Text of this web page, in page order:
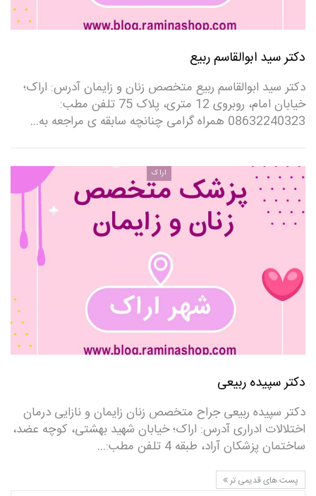
دکتر سید ابوالقاسم ربیع
دکتر سید ابوالقاسم ربیع متخصص زنان و زایمان آدرس: اراک؛
خیابان امام، روبروی 12 متری، پلاک 75 تلفن مطب:
08632240323‌ همراه گرامی چنانچه سابقه ی مراجعه به…
اراک
دکتر سپیده ربیعی
دکتر سپیده ربیعی جراح متخصص زنان زایمان و نازایی درمان
اختلالات ادراری آدرس: اراک؛ خیابان شهید بهشتی، کوچه عضد،
ساختمان پزشکان آراد، طبقه 4 تلفن مطب:…
پست های قدیمی تر